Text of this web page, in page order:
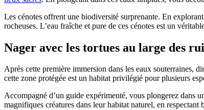
Les cénotes offrent une biodiversité surprenante. En
rocheuses. L’eau fraîche et pure de ces cénotes est un
Nager avec les tortues au large des
Après cette première immersion dans les eaux souterraines,
cette zone protégée est un habitat privilégié pour plusieurs
Accompagné d’un guide expérimenté, vous plongerez dans
magnifiques créatures dans leur habitat naturel, en